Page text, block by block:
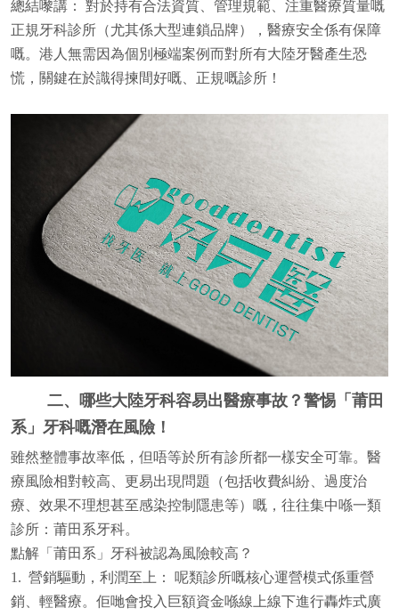
總結嚟講： 對於持有合法資質、管理規範、注重醫療質量嘅
正規牙科診所（尤其係大型連鎖品牌），醫療安全係有保障
嘅。港人無需因為個別極端案例而對所有大陸牙醫產生恐
慌，關鍵在於識得揀間好嘅、正規嘅診所！
二、哪些大陸牙科容易出醫療事故？警惕「莆田
系」牙科嘅潛在風險！
雖然整體事故率低，但唔等於所有診所都一樣安全可靠。醫
療風險相對較高、更易出現問題（包括收費糾紛、過度治
療、效果不理想甚至感染控制隱患等）嘅，往往集中喺一類
診所：莆田系牙科。
點解「莆田系」牙科被認為風險較高？
1. 營銷驅動，利潤至上： 呢類診所嘅核心運營模式係重營
銷、輕醫療。佢哋會投入巨額資金喺線上線下進行轟炸式廣